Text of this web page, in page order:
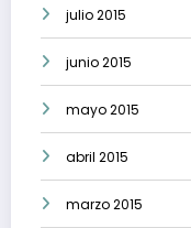
julio 2015
junio 2015
mayo 2015
abril 2015
marzo 2015